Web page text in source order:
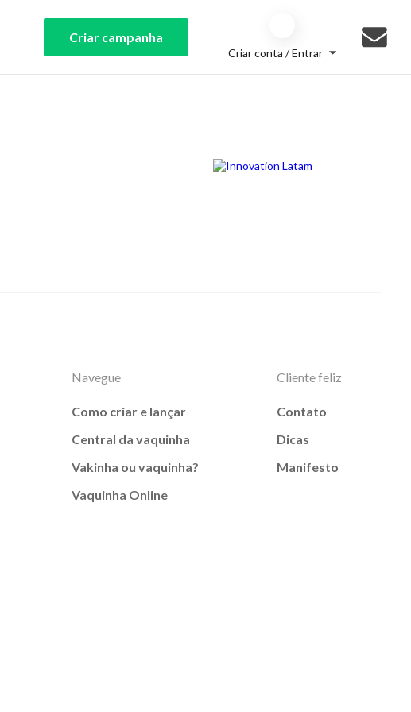
Criar campanha
Criar conta / Entrar
Navegue
Como criar e lançar
Central da vaquinha
Vakinha ou vaquinha?
Vaquinha Online
Cliente feliz
Contato
Dicas
Manifesto